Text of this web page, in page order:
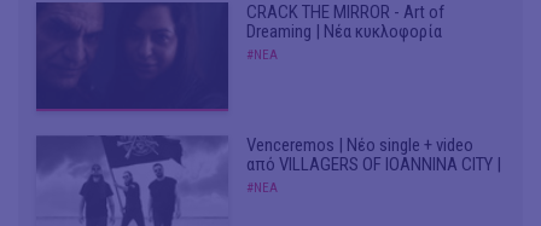
CRACK THE MIRROR - Art of
Dreaming | Νέα κυκλοφορία
#ΝΕΑ
Venceremos | Νέο single + video
από VILLAGERS OF IOANNINA CITY |
#ΝΕΑ